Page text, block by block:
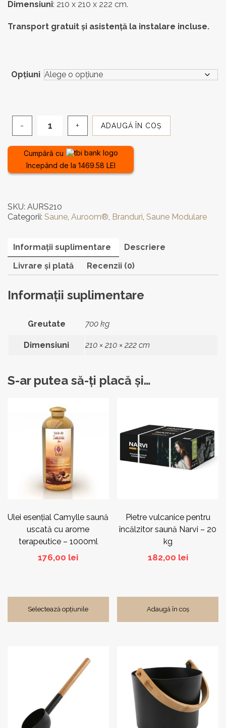
Dimensiuni: 210 x 210 x 222 cm.
Transport gratuit și asistență la instalare incluse.
Opţiuni
Cantitate
de
Auroom
4
-
ADAUGĂ ÎN COȘ
Cumpără cu
începând de la 1469.58 LEI
SKU: AURS210
Categorii: Saune Auroom® Branduri Saune Modulare
Informații suplimentare
Descriere
Livrare și plată
Recenzii (0)
Informații suplimentare
Greutate 700 kg
Dimensiuni 210 × 210 × 222 cm
S-ar putea să-ți placă și…
Ulei esențial Camylle saună
uscată cu arome
terapeutice – 1000ml
176,00 lei
Selectează opțiunile
pagina
produsului.
Pietre vulcanice pentru
încălzitor saună Narvi – 20
kg
182,00 lei
Adaugă în coș